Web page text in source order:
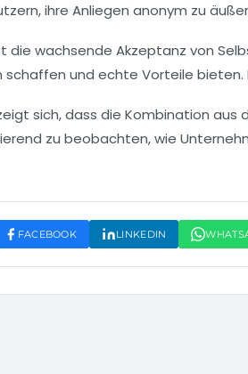
ihre Anliegen anonym zu
die wachsende Akzeptanz von
schaffen und echte Vorteile
sich, dass die Kombination aus
zu beobachten, wie
FACEBOOK LINKEDIN